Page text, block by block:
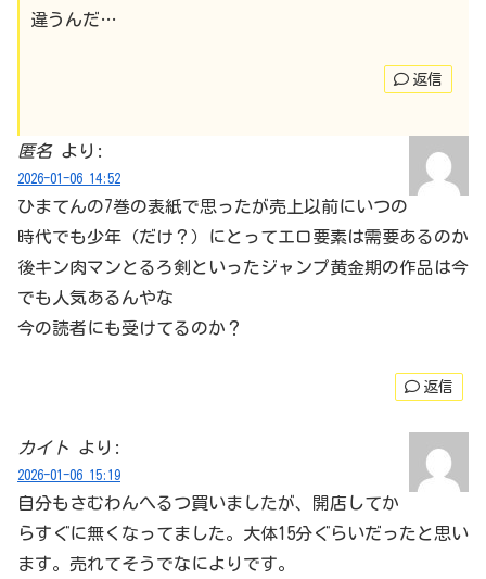
違うんだ…
返信
匿名 より:
2026-01-06 14:52
ひまてんの7巻の表紙で思ったが売上以前にいつの
時代でも少年（だけ？）にとってエロ要素は需要あるのか
後キン肉マンとるろ剣といったジャンプ黄金期の作品は今
でも人気あるんやな
今の読者にも受けてるのか？
返信
カイト より:
2026-01-06 15:19
自分もさむわんへるつ買いましたが、開店してか
らすぐに無くなってました。大体15分ぐらいだったと思い
ます。売れてそうでなによりです。